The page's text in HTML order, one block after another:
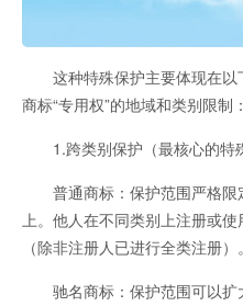
这种特殊保护主要体现在以
商标“专用权”的地域和类别限制：
1.跨类别保护（最核心的特
普通商标：保护范围严格限
上。他人在不同类别上注册或
（除非注册人已进行全类注册）。
驰名商标：保护范围可以扩